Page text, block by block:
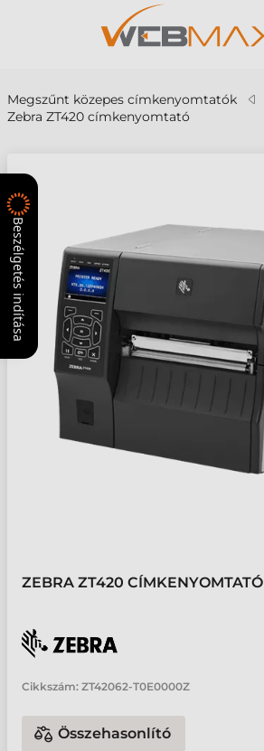
Megszűnt közepes címkenyomtatók
Zebra ZT420 címkenyomtató
ZEBRA ZT420 CÍMKENYOMTATÓ
Cikkszám: ZT42062-T0E0000Z
Összehasonlító
Beszélgetés indítása